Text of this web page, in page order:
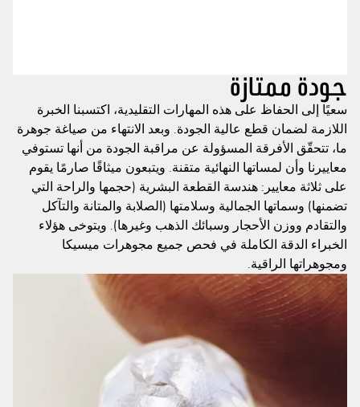
جودة ممتازة
سعيًا إلى الحفاظ على هذه المهارات التقليدية، اكتسبنا الخبرة
اللازمة لضمان قطع عالية الجودة. وبعد الانتهاء من صياغة جوهرة
ما، تتحقّق الأفرقة المسؤولة عن مراقبة الجودة من أنها تستوفي
معاييرنا وأن لمساتها النهائية متقنة. ويتبعون ميثاقًا صارمًا يقوم
على ثلاثة معايير: هندسة القطعة البشرية (حجمها والراحة التي
تضمنها) وسماتها الجمالية وسلامتها (الصلابة والمتانة والتآكل
والتقادم ووزن الأحجار وسبائك الذهب وغيرها). ويتوخى هؤلاء
الخبراء الدقة الكاملة في فحص جميع مجوهرات ميسيكا
ومجوهراتها الراقية.